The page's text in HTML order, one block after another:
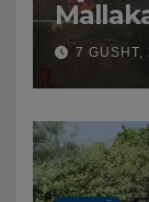
nga
7 GUSHT,